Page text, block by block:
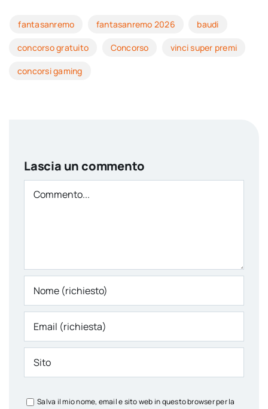
fantasanremo fantasanremo 2026 baudi
concorso gratuito Concorso vinci super premi
concorsi gaming
Lascia un commento
Comment
Salva il mio nome, email e sito web in questo browser per la